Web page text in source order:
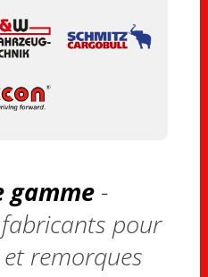
gamme -
pour
remorques